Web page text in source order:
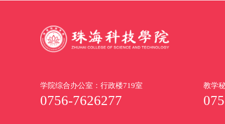
学院综合办公室：行政楼719室
0756-7626277
教学